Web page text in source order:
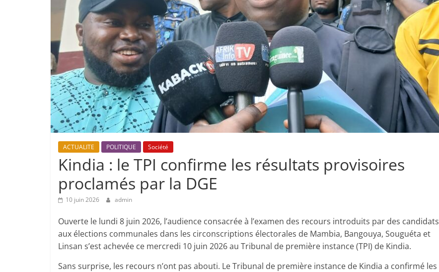
ACTUALITE POLITIQUE Société
Kindia : le TPI confirme les résultats provisoires
proclamés par la DGE
10 juin 2026 admin
Ouverte le lundi 8 juin 2026, l’audience consacrée à l’examen des recours introduits par des candidats
aux élections communales dans les circonscriptions électorales de Mambia, Bangouya, Souguéta et
Linsan s’est achevée ce mercredi 10 juin 2026 au Tribunal de première instance (TPI) de Kindia.
Sans surprise, les recours n’ont pas abouti. Le Tribunal de première instance de Kindia a confirmé les